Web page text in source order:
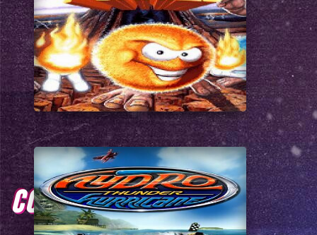
COMENTARIOS